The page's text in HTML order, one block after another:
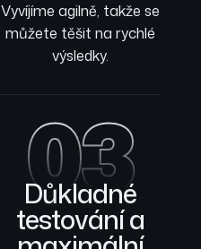
Vyvíjíme agilně, takže se
můžete těšit na rychlé
výsledky.
03
Důkladné
testování a